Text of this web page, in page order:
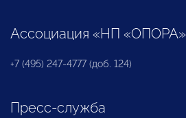
Ассоциация «НП «ОПОРА»
+7 (495) 247-4777 (доб. 124)
Пресс-служба